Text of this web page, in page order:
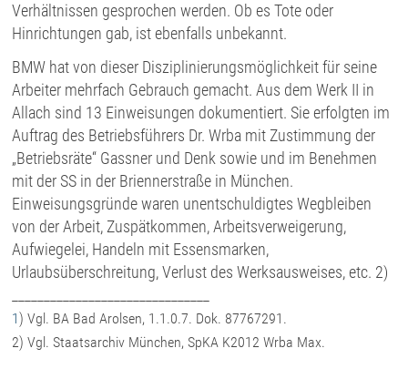
Verhältnissen gesprochen werden. Ob es Tote oder
Hinrichtungen gab, ist ebenfalls unbekannt.
BMW hat von dieser Disziplinierungsmöglichkeit für seine
Arbeiter mehrfach Gebrauch gemacht. Aus dem Werk II in
Allach sind 13 Einweisungen dokumentiert. Sie erfolgten im
Auftrag des Betriebsführers Dr. Wrba mit Zustimmung der
„Betriebsräte“ Gassner und Denk sowie und im Benehmen
mit der SS in der Briennerstraße in München.
Einweisungsgründe waren unentschuldigtes Wegbleiben
von der Arbeit, Zuspätkommen, Arbeitsverweigerung,
Aufwiegelei, Handeln mit Essensmarken,
Urlaubsüberschreitung, Verlust des Werksausweises, etc. 2)
1 ) Vgl. BA Bad Arolsen, 1.1.0.7. Dok. 87767291.
2) Vgl. Staatsarchiv München, SpKA K2012 Wrba Max.